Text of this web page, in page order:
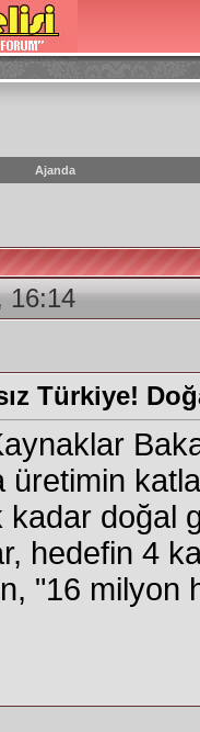
Ajanda
16:14
Türkiye!
kadar doğal
hedefin 4
"16 milyon